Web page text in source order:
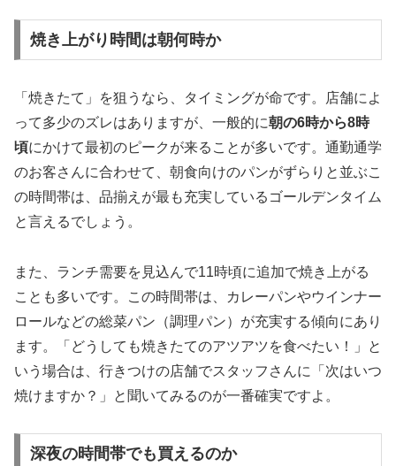
焼き上がり時間は朝何時か
「焼きたて」を狙うなら、タイミングが命です。店舗によ
って多少のズレはありますが、一般的に朝の6時から8時
頃にかけて最初のピークが来ることが多いです。通勤通学
のお客さんに合わせて、朝食向けのパンがずらりと並ぶこ
の時間帯は、品揃えが最も充実しているゴールデンタイム
と言えるでしょう。
また、ランチ需要を見込んで11時頃に追加で焼き上がる
ことも多いです。この時間帯は、カレーパンやウインナー
ロールなどの総菜パン（調理パン）が充実する傾向にあり
ます。「どうしても焼きたてのアツアツを食べたい！」と
いう場合は、行きつけの店舗でスタッフさんに「次はいつ
焼けますか？」と聞いてみるのが一番確実ですよ。
深夜の時間帯でも買えるのか